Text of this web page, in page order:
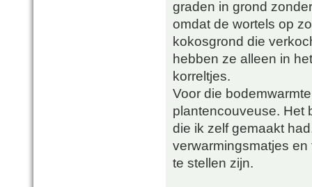
graden in grond
omdat de wortels op
kokosgrond die
hebben ze alleen in
korreltjes.
Voor die
plantencouveuse. Het
die ik zelf gemaakt
verwarmingsmatjes
te stellen zijn.